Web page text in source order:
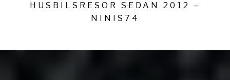
HUSBILSRESOR SEDAN 2012 –
NINIS74